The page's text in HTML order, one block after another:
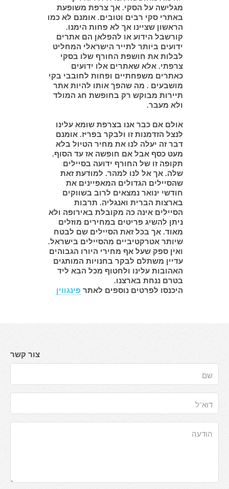
מגלישה על הסקי. אך צרפת משופעת
באתרי סקי רבים וטובים. אומנם לא כמו
הראשון שציינו אך לא פחות הימנו.
קורשבל הידוע או להפלאן הם אתרים
ידועים ביותר לתייר הישראלי המחליט
לבלות את חושפת החורף שלו בסקי
צרפתי. אלא שאתרים אלו ידועים
כאתרים משפחתיים ופחות לחובבי בקי
מושבעים . מה שהפך אותו להיות אתר
תיירות מבוקש רק בחופשת חג המולד
ולא מעבר.
אולם אם כבר אנו בצרפת שומא עלינו
לנצל הזדמנות זו ולבקר בפריז. אומנם
דבר זה יעלה לנו את מחיר הטיול בלא
מעט כסף אבל אם חופשה אז עד הסוף.
תקופה זו של החורף ידועה בסיילים
שלה. אך אל לנו למהר. למודעת זאת
שהסיילים הגדולים המאפיינים את
חודשי ינואר נמצאים לרוב בשווקים
בארצות הברית ואנגליה. תרבות
הסיילים אינה כה מקובלת באירופה ולא
ניתן להשיג פריטים במחירים מוזלים
מאוד. אך בכל זאת הסיילים שם לבטח
שיותר אטרקטיביים מהסיילים בישראל.
ואין ספק שעל אף מחירי היורו הגבוהים
עדיין משתלם לבקר בחנויות המותגים
האהובות עלינו ולחטוף מכל הבא ליד
בטרם ננחת בארצנו.
היכנסו לפרטים נוספים לאתר פינגווין
צור קשר